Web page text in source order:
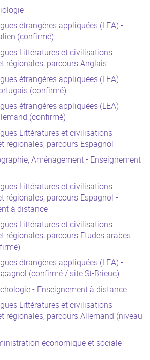
étrangères appliquées (LEA) -
(confirmé)
Littératures et civilisations
régionales, parcours Anglais
étrangères appliquées (LEA) -
(confirmé)
étrangères appliquées (LEA) -
(confirmé)
Littératures et civilisations
régionales, parcours Espagnol
Aménagement - Enseignement
Littératures et civilisations
régionales, parcours Espagnol -
à distance
Littératures et civilisations
régionales, parcours Etudes arabes
étrangères appliquées (LEA) -
(confirmé / site St-Brieuc)
- Enseignement à distance
Littératures et civilisations
régionales, parcours Allemand (niveau
économique et sociale